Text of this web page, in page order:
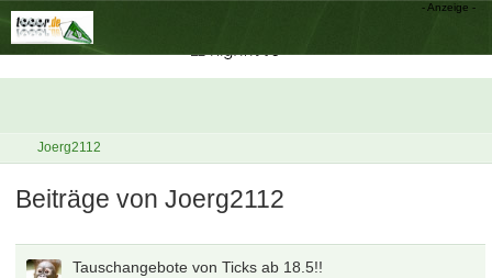
Joerg2112
Beiträge von Joerg2112
Tauschangebote von Ticks ab 18.5!!